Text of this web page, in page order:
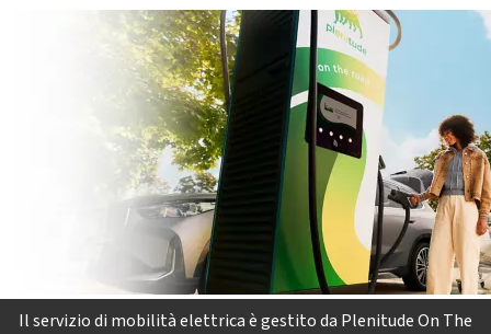
Il servizio di mobilità elettrica è gestito da Plenitude On The